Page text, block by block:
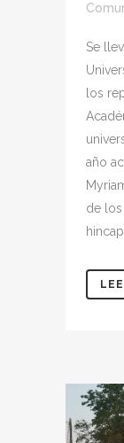
Se
los
año
de